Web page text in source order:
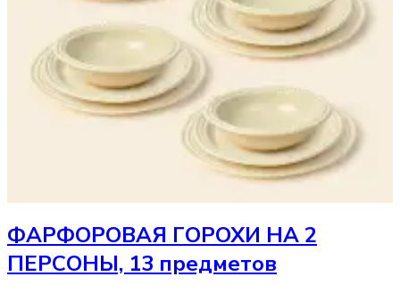
ФАРФОРОВАЯ ГОРОХИ НА 2
ПЕРСОНЫ, 13 предметов